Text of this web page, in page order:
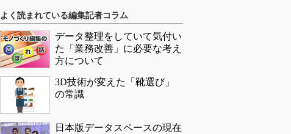
よく読まれている編集記者コラム
データ整理をしていて気付い
た「業務改善」に必要な考え
方について
3D技術が変えた「靴選び」
の常識
日本版データスペースの現在